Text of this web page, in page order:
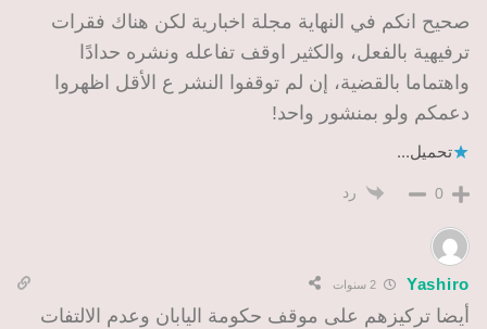
صحيح انكم في النهاية مجلة اخبارية لكن هناك فقرات
ترفيهية بالفعل، والكثير اوقف تفاعله ونشره حدادًا
واهتماما بالقضية، إن لم توقفوا النشر ع الأقل اظهروا
دعمكم ولو بمنشور واحد!
تحميل...
0 رد
Yashiro
أيضا تركيزهم على موقف حكومة اليابان وعدم الالتفات